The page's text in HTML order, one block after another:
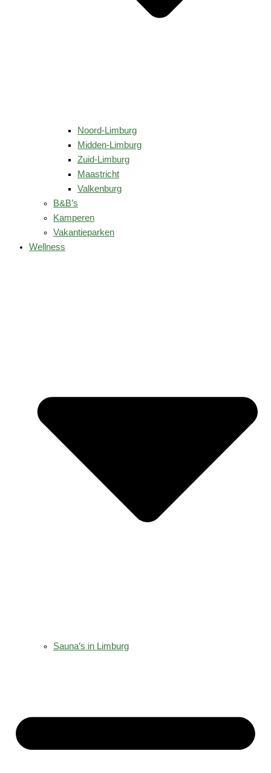
Noord-Limburg
Midden-Limburg
Zuid-Limburg
Maastricht
Valkenburg
B&B’s
Kamperen
Vakantieparken
Wellness
Sauna’s in Limburg